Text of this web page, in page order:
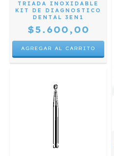
TRIADA INOXIDABLE
KIT DE DIAGNOSTICO
DENTAL 3EN1
$5.600,00